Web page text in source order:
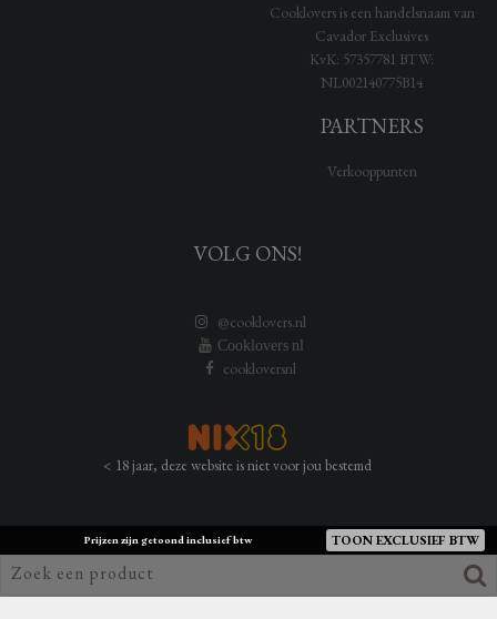
Cooklovers is een handelsnaam van
Cavador Exclusives
KvK: 57357781 BTW:
NL002140775B14
PARTNERS
Verkooppunten
VOLG ONS!
@cooklovers.nl
Cooklovers nl
cookloversnl
< 18 jaar, deze website is niet voor jou bestemd
Prijzen zijn getoond inclusief btw TOON EXCLUSIEF BTW